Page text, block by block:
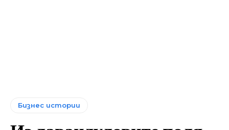
Бизнес истории